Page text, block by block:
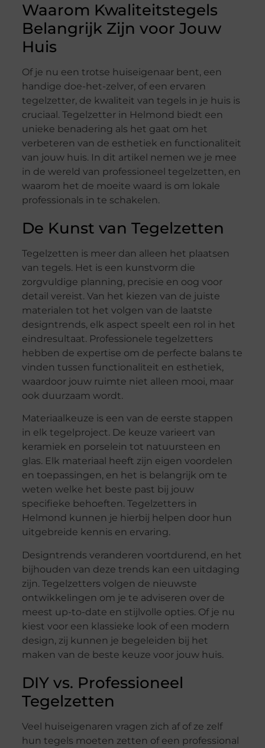
Waarom Kwaliteitstegels
Belangrijk Zijn voor Jouw
Huis
Of je nu een trotse huiseigenaar bent, een
handige doe-het-zelver, of een ervaren
tegelzetter, de kwaliteit van tegels in je huis is
cruciaal. Tegelzetter in Helmond biedt een
unieke benadering als het gaat om het
verbeteren van de esthetiek en functionaliteit
van jouw huis. In dit artikel nemen we je mee
in de wereld van professioneel tegelzetten, en
waarom het de moeite waard is om lokale
professionals in te schakelen.
De Kunst van Tegelzetten
Tegelzetten is meer dan alleen het plaatsen
van tegels. Het is een kunstvorm die
zorgvuldige planning, precisie en oog voor
detail vereist. Van het kiezen van de juiste
materialen tot het volgen van de laatste
designtrends, elk aspect speelt een rol in het
eindresultaat. Professionele tegelzetters
hebben de expertise om de perfecte balans te
vinden tussen functionaliteit en esthetiek,
waardoor jouw ruimte niet alleen mooi, maar
ook duurzaam wordt.
Materiaalkeuze is een van de eerste stappen
in elk tegelproject. De keuze varieert van
keramiek en porselein tot natuursteen en
glas. Elk materiaal heeft zijn eigen voordelen
en toepassingen, en het is belangrijk om te
weten welke het beste past bij jouw
specifieke behoeften. Tegelzetters in
Helmond kunnen je hierbij helpen door hun
uitgebreide kennis en ervaring.
Designtrends veranderen voortdurend, en het
bijhouden van deze trends kan een uitdaging
zijn. Tegelzetters volgen de nieuwste
ontwikkelingen om je te adviseren over de
meest up-to-date en stijlvolle opties. Of je nu
kiest voor een klassieke look of een modern
design, zij kunnen je begeleiden bij het
maken van de beste keuze voor jouw huis.
DIY vs. Professioneel
Tegelzetten
Veel huiseigenaren vragen zich af of ze zelf
hun tegels moeten zetten of een professional